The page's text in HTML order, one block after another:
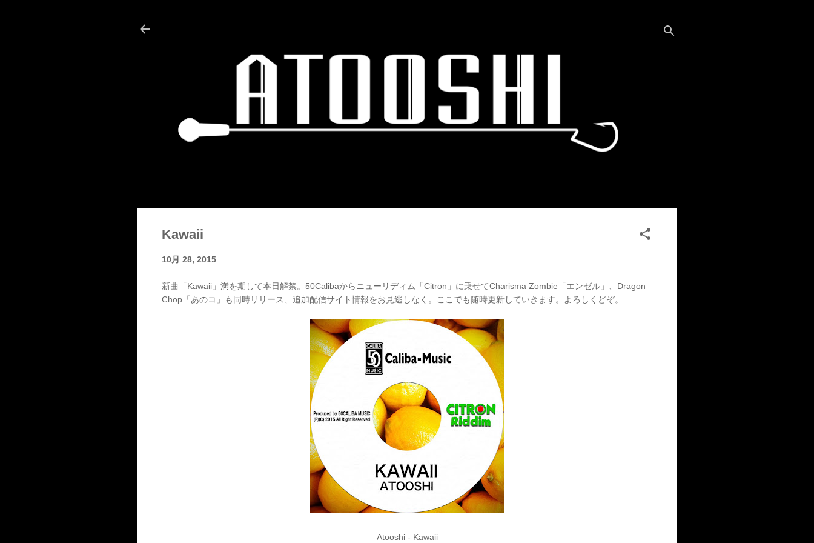
Kawaii
10月 28, 2015
新曲「Kawaii」満を期して本日解禁。50Calibaからニューリディム「Citron」に乗せてCharisma Zombie「エンゼル」、Dragon
Chop「あのコ」も同時リリース、追加配信サイト情報をお見逃しなく。ここでも随時更新していきます。よろしくどぞ。
Atooshi - Kawaii